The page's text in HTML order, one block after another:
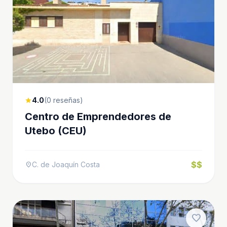
star4.0(0 reseñas)
Centro de Emprendedores de
Utebo (CEU)
location_onC. de Joaquín Costa $$
favorite